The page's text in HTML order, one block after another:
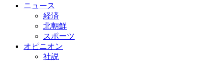
ニュース
経済
北朝鮮
スポーツ
オピニオン
社説